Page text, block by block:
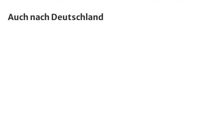
Auch nach Deutschland